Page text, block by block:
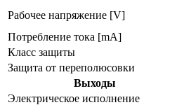
Рабочее напряжение [V]
Потребление тока [mA]
Класс защиты
Защита от переполюсовки
Выходы
Электрическое исполнение